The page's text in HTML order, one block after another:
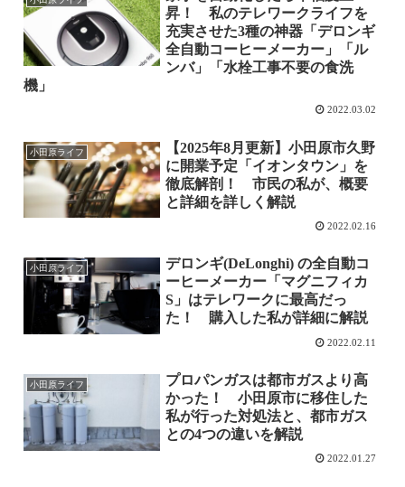
昇！ 私のテレワークライフを
充実させた3種の神器「デロンギ
全自動コーヒーメーカー」「ル
ンバ」「水栓工事不要の食洗
機」
2022.03.02
小田原ライフ
【2025年8月更新】小田原市久野
に開業予定「イオンタウン」を
徹底解剖！ 市民の私が、概要
と詳細を詳しく解説
2022.02.16
小田原ライフ
デロンギ(DeLonghi) の全自動コ
ーヒーメーカー「マグニフィカ
S」はテレワークに最高だっ
た！ 購入した私が詳細に解説
2022.02.11
小田原ライフ
プロパンガスは都市ガスより高
かった！ 小田原市に移住した
私が行った対処法と、都市ガス
との4つの違いを解説
2022.01.27